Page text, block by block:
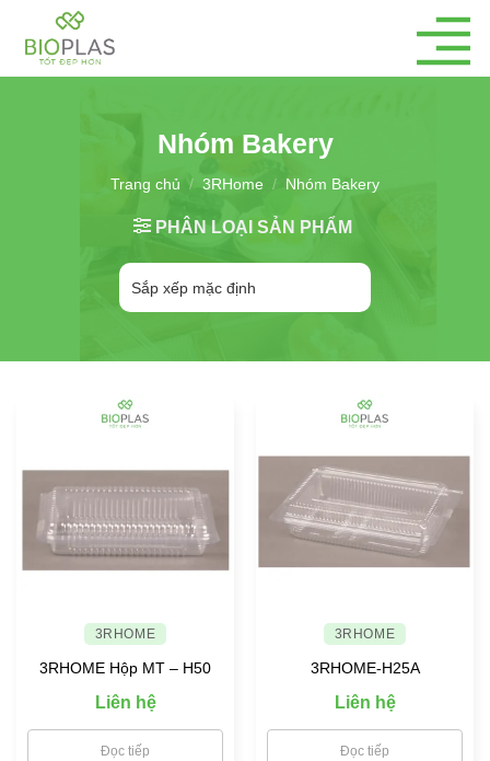
qua
Nhóm Bakery
Trang chủ / 3RHome / Nhóm Bakery
PHÂN LOẠI SẢN PHẨM
3RHOME
3RHOME Hộp MT – H50
Liên hệ
Đọc tiếp
3RHOME
3RHOME-H25A
Liên hệ
Đọc tiếp